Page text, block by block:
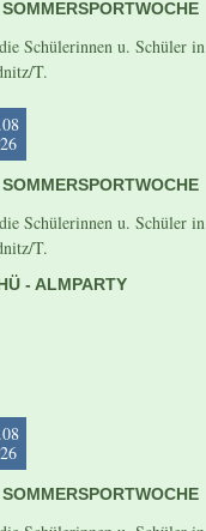
Schülerinnen u. Schüler in
T.
Schülerinnen u. Schüler in
T.
- ALMPARTY